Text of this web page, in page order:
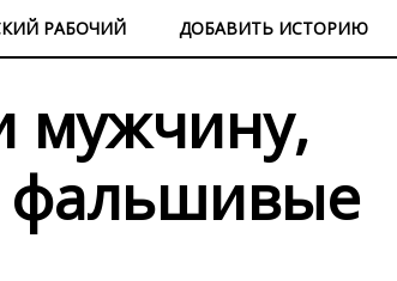
РАБОЧИЙ ДОБАВИТЬ ИСТОРИЮ
мужчину,
фальшивые